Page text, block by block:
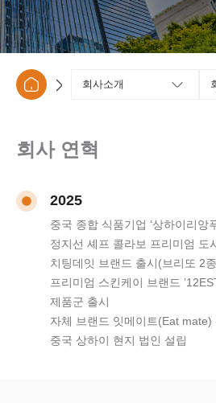
회사소개
회사 연혁
2025
중국 종합 식품기업 ‘상하이리앙
정지선 셰프 콜라보 프리미엄 도
치팅데잇 브랜드 출시(브리또 2
프리미엄 스킨케이 브랜드
제품군 출시
자체 브랜드 잇메이트(Eat
중국 상하이 현지 법인 설립